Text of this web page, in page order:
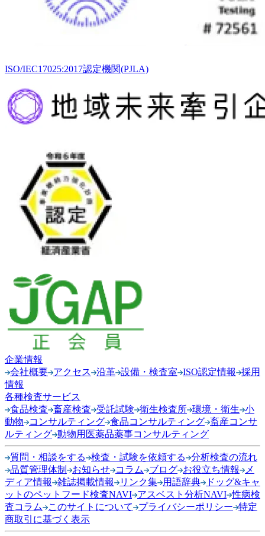
ISO/IEC17025:2017認定機関(PJLA)
企業情報
会社概要 アクセス 沿革 設備・検査室 ISO認定情報
採用
情報
各種検査サービス
食品検査 畜産検査 受託試験 衛生検査所 環境・衛生 小
動物
コンサルティング 食品コンサルティング 畜産コンサ
ルティング 動物用医薬品薬事コンサルティング
質問・相談をする 検査・試験を依頼する
分析検査の流れ
品質管理体制
お知らせ コラム ブログ お役立ち情報
メ
ディア情報
雑誌掲載情報 リンク集 用語辞典
ドッグ&キャ
ットのペットフード検査NAVI アスベスト分析NAVI 性病検
査コラム
このサイトについて プライバシーポリシー 特定
商取引に基づく表示